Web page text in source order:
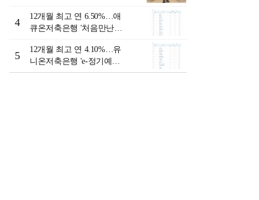
4
12개월 최고 연 6.50%…애
큐온저축은행 '처음만난적
리-8월 2주]
5
12개월 최고 연 4.10%…유
니온저축은행 'e-정기예
금'[이주의 저축은행 예금금